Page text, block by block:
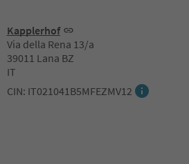
Kapplerhof
Via della Rena 13/a
39011 Lana BZ
IT
CIN: IT021041B5MFEZMV12